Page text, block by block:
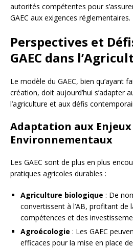
autorités compétentes pour
GAEC aux exigences réglementaires.
Perspectives et
GAEC dans
Le modèle du GAEC, bien qu’ayant
création, doit aujourd’hui s’adapter
l’agriculture et aux défis
Adaptation aux Enjeux
Environnementaux
Les GAEC sont de plus en plus
pratiques agricoles durables :
Agriculture biologique : De
convertissent à l’AB, profitant de
compétences et des
Agroécologie : Les GAEC
efficaces pour la mise en place